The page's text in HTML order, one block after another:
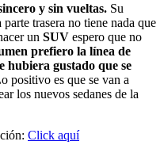
y sin vueltas. Su
trasera no tiene nada que
un SUV espero que no
prefiero la línea de
hubiera gustado que se
positivo es que se van a
los nuevos sedanes de la
Click aquí